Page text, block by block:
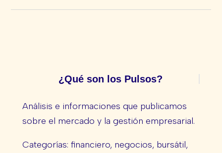
¿Qué son los Pulsos?
Análisis e informaciones que publicamos
sobre el mercado y la gestión empresarial.
Categorías: financiero, negocios, bursátil,